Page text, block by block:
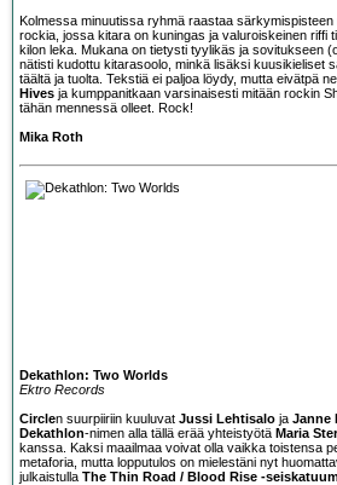
Kolmessa minuutissa ryhmä raastaa
rockia, jossa kitara on kuningas ja valuroiskeinen riffi
kilon leka. Mukana on tietysti tyylikäs ja sovitukseen
nätisti kudottu kitarasoolo, minkä lisäksi kuusikieliset
täältä ja tuolta. Tekstiä ei paljoa löydy, mutta eivätpä
Hives ja kumppanitkaan varsinaisesti mitään rockin
tähän mennessä olleet. Rock!
Mika Roth
Dekathlon: Two Worlds
Ektro Records
Circlen suurpiiriin kuuluvat Jussi Lehtisalo ja Janne
Dekathlon-nimen alla tällä erää yhteistyötä Maria
kanssa. Kaksi maailmaa voivat olla vaikka toistensa
metaforia, mutta lopputulos on mielestäni nyt
julkaistulla The Thin Road / Blood Rise -